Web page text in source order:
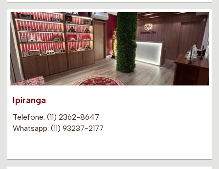
Ipiranga
Telefone: (11) 2362-8647
Whatsapp: (11) 93237-2177